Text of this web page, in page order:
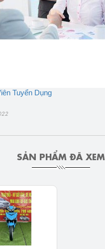
Tuyển Dụng
SẢN PHẨM ĐÃ XEM